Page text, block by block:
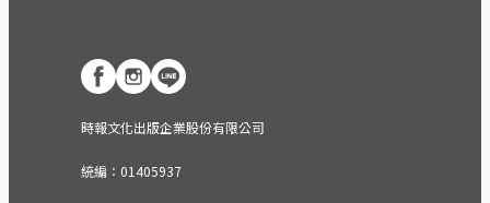
時報文化出版企業股份有限公司
統編：01405937